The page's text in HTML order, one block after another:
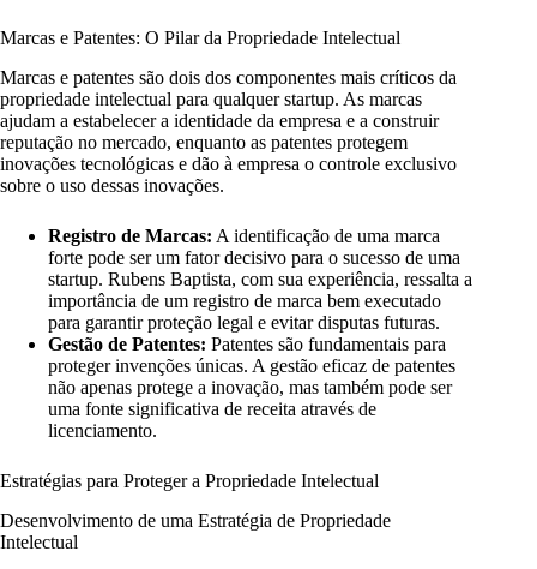
Marcas e Patentes: O Pilar da Propriedade Intelectual
Marcas e patentes são dois dos componentes mais críticos da
propriedade intelectual para qualquer startup. As marcas
ajudam a estabelecer a identidade da empresa e a construir
reputação no mercado, enquanto as patentes protegem
inovações tecnológicas e dão à empresa o controle exclusivo
sobre o uso dessas inovações.
Registro de Marcas: A identificação de uma marca
forte pode ser um fator decisivo para o sucesso de uma
startup. Rubens Baptista, com sua experiência, ressalta a
importância de um registro de marca bem executado
para garantir proteção legal e evitar disputas futuras.
Gestão de Patentes: Patentes são fundamentais para
proteger invenções únicas. A gestão eficaz de patentes
não apenas protege a inovação, mas também pode ser
uma fonte significativa de receita através de
licenciamento.
Estratégias para Proteger a Propriedade Intelectual
Desenvolvimento de uma Estratégia de Propriedade
Intelectual